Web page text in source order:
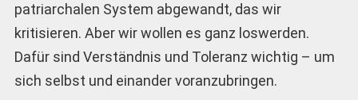
patriarchalen System abgewandt, das wir
kritisieren. Aber wir wollen es ganz loswerden.
Dafür sind Verständnis und Toleranz wichtig – um
sich selbst und einander voranzubringen.